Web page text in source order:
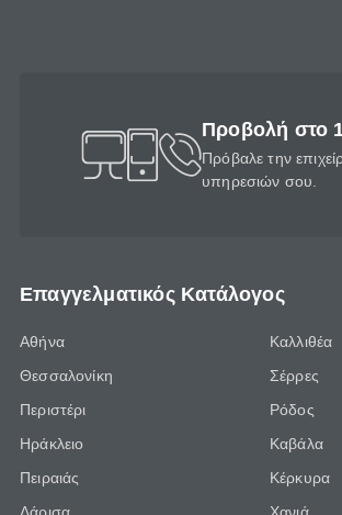
Προβολή στο
Πρόβαλε την
υπηρεσιών σου.
Επαγγελματικός Κατάλογος
Αθήνα
Θεσσαλονίκη
Περιστέρι
Ηράκλειο
Πειραιάς
Καλλιθέα
Σέρρες
Ρόδος
Καβάλα
Κέρκυρα